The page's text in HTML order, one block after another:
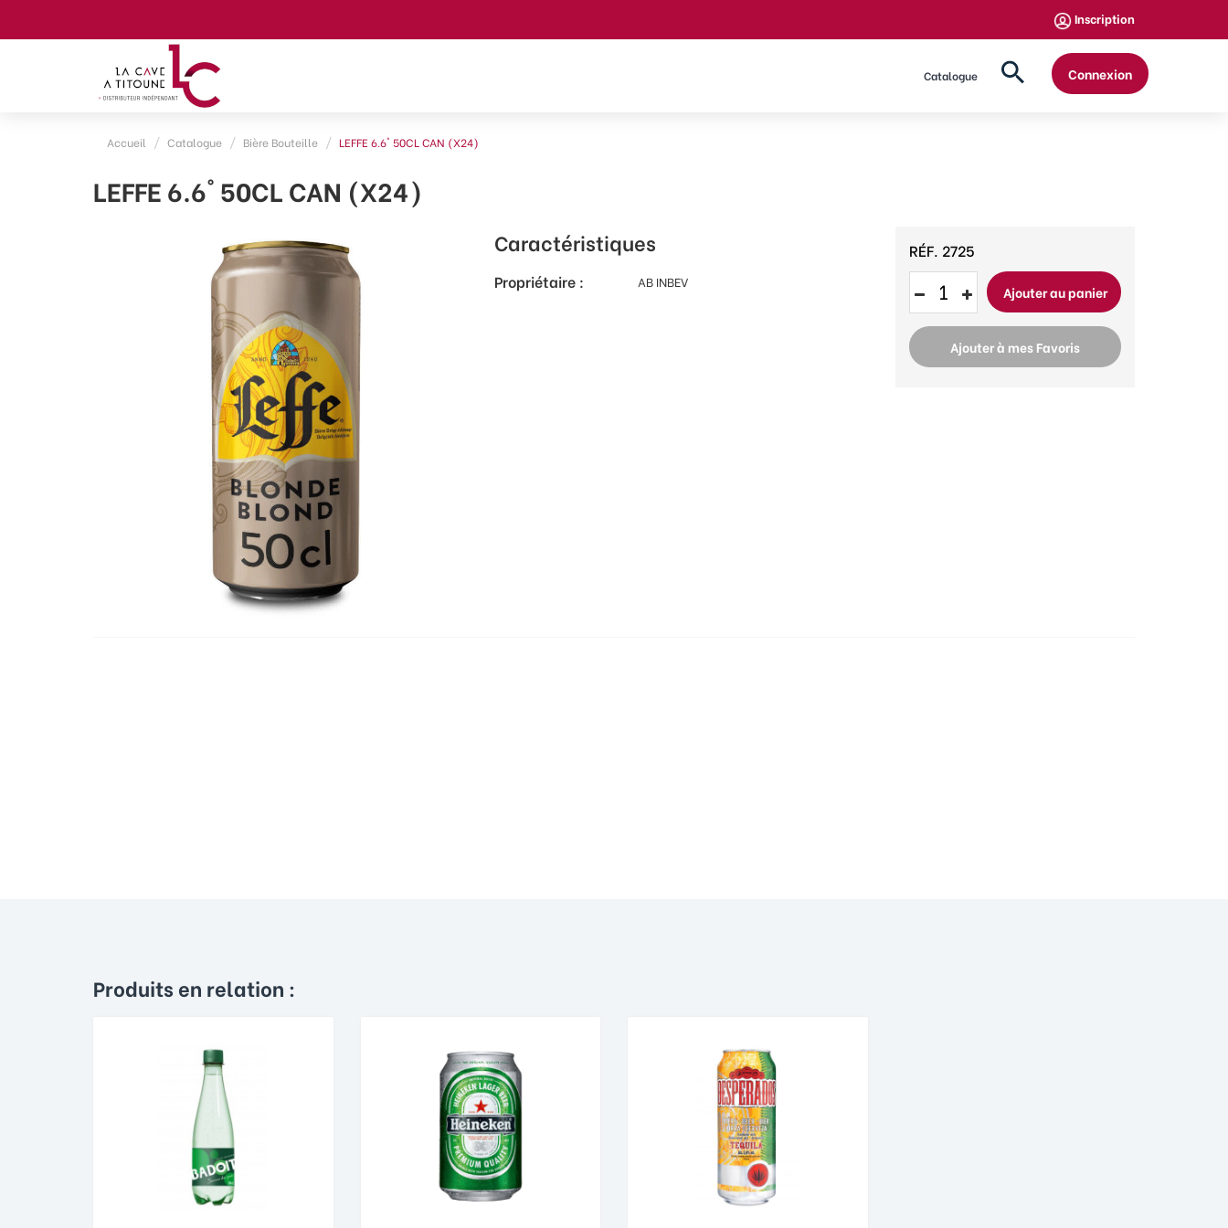
Inscription
Connexion
Catalogue
Accueil Catalogue Bière Bouteille LEFFE 6.6° 50CL CAN (X24)
LEFFE 6.6° 50CL CAN (X24)
Caractéristiques
Propriétaire : AB INBEV
RÉF. 2725
Ajouter au panier
Ajouter à mes Favoris
Produits en relation :